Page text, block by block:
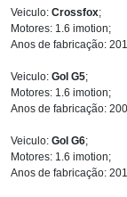
Veiculo: Crossfox;
Motores: 1.6 imotion;
Anos de fabricação:
Veiculo: Gol G5;
Motores: 1.6 imotion;
Anos de fabricação:
Veiculo: Gol G6;
Motores: 1.6 imotion;
Anos de fabricação: